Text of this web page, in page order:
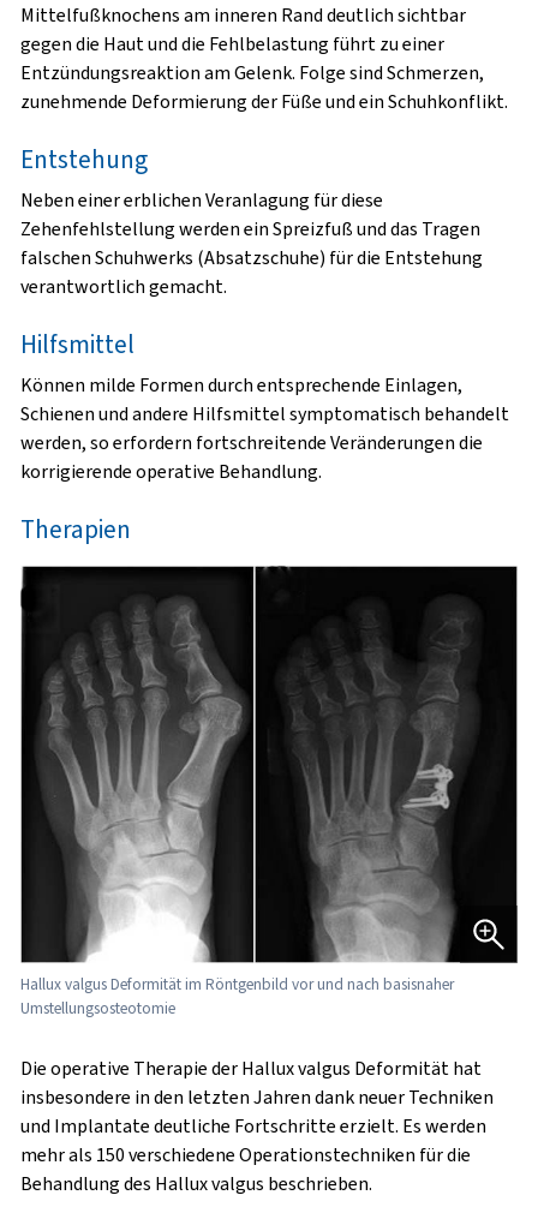
Mittelfußknochens am inneren Rand deutlich sichtbar
gegen die Haut und die Fehlbelastung führt zu einer
Entzündungsreaktion am Gelenk. Folge sind Schmerzen,
zunehmende Deformierung der Füße und ein Schuhkonflikt.
Entstehung
Neben einer erblichen Veranlagung für diese
Zehenfehlstellung werden ein Spreizfuß und das Tragen
falschen Schuhwerks (Absatzschuhe) für die Entstehung
verantwortlich gemacht.
Hilfsmittel
Können milde Formen durch entsprechende Einlagen,
Schienen und andere Hilfsmittel symptomatisch behandelt
werden, so erfordern fortschreitende Veränderungen die
korrigierende operative Behandlung.
Therapien
Hallux valgus Deformität im Röntgenbild vor und nach basisnaher
Umstellungsosteotomie
Die operative Therapie der Hallux valgus Deformität hat
insbesondere in den letzten Jahren dank neuer Techniken
und Implantate deutliche Fortschritte erzielt. Es werden
mehr als 150 verschiedene Operationstechniken für die
Behandlung des Hallux valgus beschrieben.